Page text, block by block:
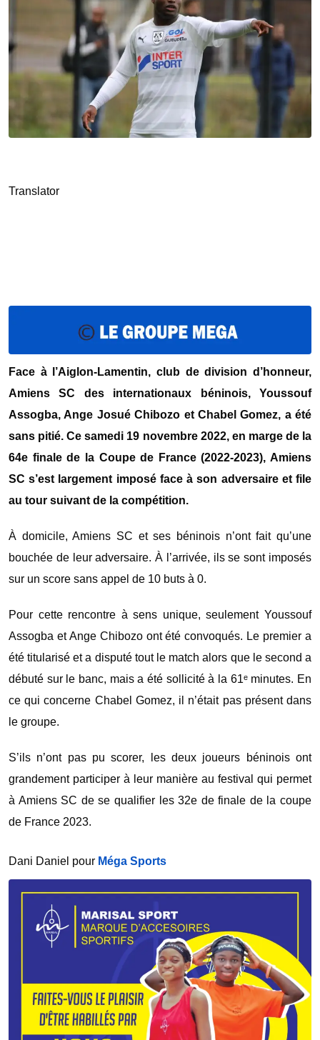
Translator
Face à l’Aiglon-Lamentin, club de division d’honneur,
Amiens SC des internationaux béninois, Youssouf
Assogba, Ange Josué Chibozo et Chabel Gomez, a été
sans pitié. Ce samedi 19 novembre 2022, en marge de la
64e finale de la Coupe de France (2022-2023), Amiens
SC s’est largement imposé face à son adversaire et file
au tour suivant de la compétition.
À domicile, Amiens SC et ses béninois n’ont fait qu’une
bouchée de leur adversaire. À l’arrivée, ils se sont imposés
sur un score sans appel de 10 buts à 0.
Pour cette rencontre à sens unique, seulement Youssouf
Assogba et Ange Chibozo ont été convoqués. Le premier a
été titularisé et a disputé tout le match alors que le second a
débuté sur le banc, mais a été sollicité à la 61ᵉ minutes. En
ce qui concerne Chabel Gomez, il n’était pas présent dans
le groupe.
S’ils n’ont pas pu scorer, les deux joueurs béninois ont
grandement participer à leur manière au festival qui permet
à Amiens SC de se qualifier les 32e de finale de la coupe
de France 2023.
Dani Daniel pour Méga Sports